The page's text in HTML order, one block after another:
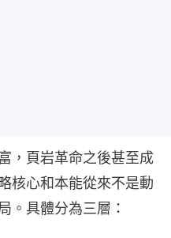
，頁岩革命之後甚至成
核心和本能從來不是動
。具體分為三層：